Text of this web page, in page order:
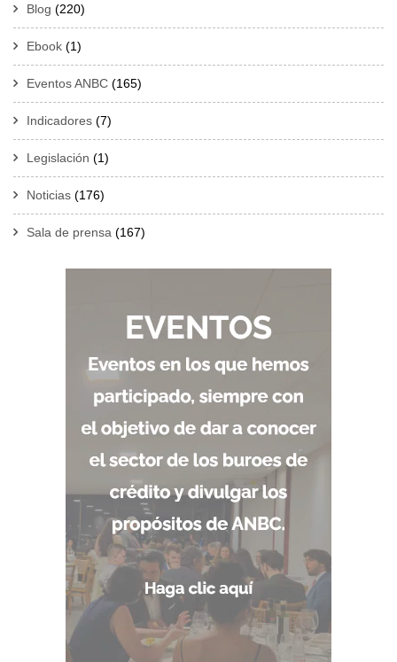
Blog (220)
Ebook (1)
Eventos ANBC (165)
Indicadores (7)
Legislación (1)
Noticias (176)
Sala de prensa (167)